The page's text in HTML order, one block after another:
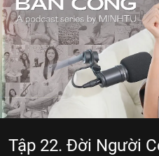
Tập 22. Đời Người